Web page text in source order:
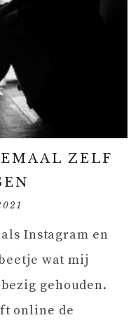
ZELF
Instagram en
wat mij
gehouden.
online de